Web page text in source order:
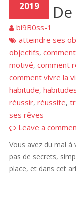
2019
Créer
bi9B0ss-1
atteindre ses
objectifs,
motivé,comment
comment vivre la
habitude,
réussir,réussite,
ses rêves
Leave a
Vous avez du mal à
pas de secrets,
place, et dans cet